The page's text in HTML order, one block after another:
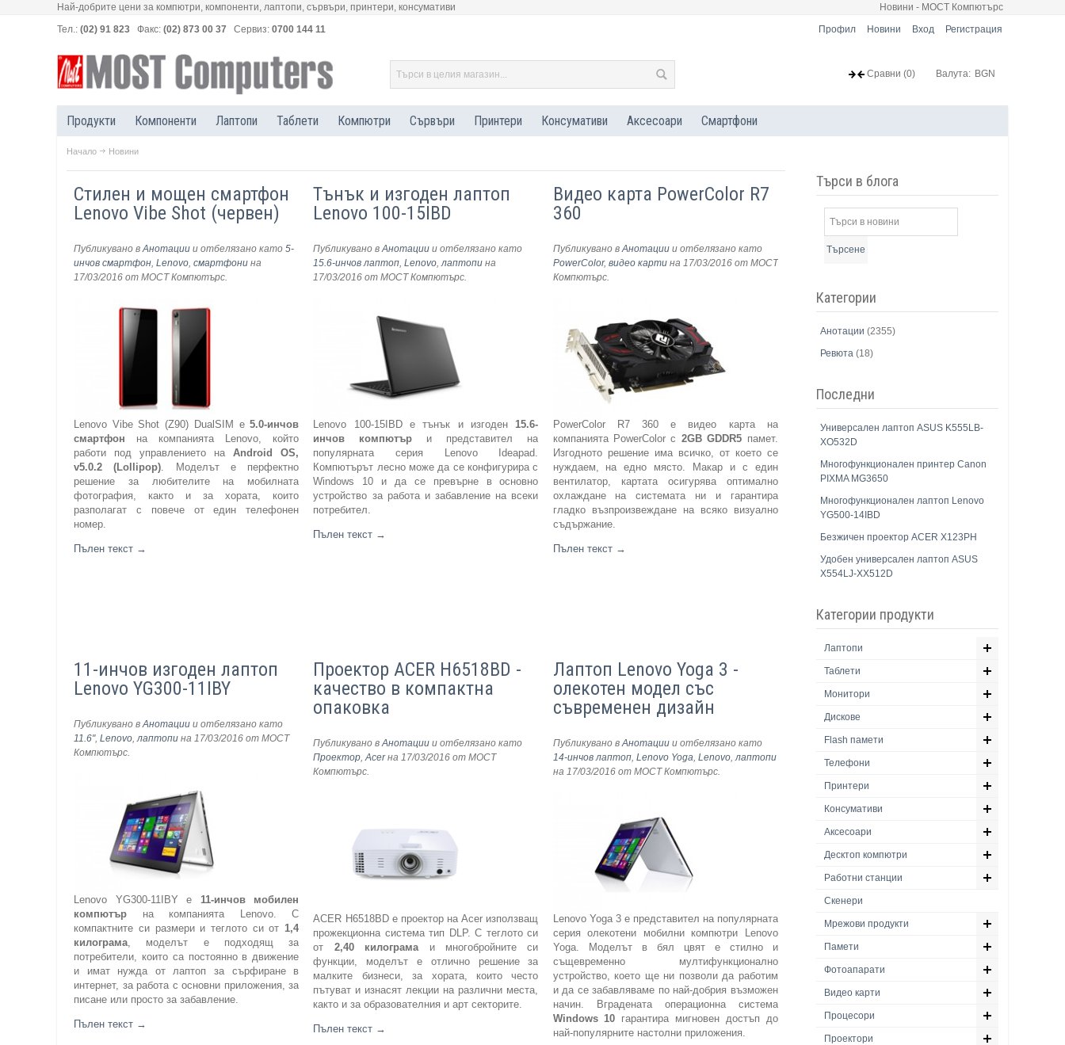
Най-добрите цени за компютри, компоненти, лаптопи, сървъри, принтери, консумативи
Новини - МОСТ Компютърс
Тел.: (02) 91 823 Факс: (02) 873 00 37 Сервиз: 0700 144 11 Профил Новини Вход Регистрация
Валута: BGN
Сравни (0)
Продукти Компоненти Лаптопи Таблети Компютри Сървъри Принтери Консумативи Аксесоари Смартфони
Начало Новини
Стилен и мощен смартфон
Lenovo Vibe Shot (червен)
Публикувано вАнотации и отбелязано като5-
инчов смартфон,Lenovo,смартфони на
17/03/2016 от МОСТ Компютърс.
Lenovo Vibe Shot (Z90) DualSIM е5.0-инчов
смартфон на компанията Lenovo, който
работи под управлението наAndroid OS,
v5.0.2 (Lollipop). Моделът е перфектно
решение за любителите на мобилната
фотография, както и за хората, които
разполагат с повече от един телефонен
номер.
Пълен текст →
Тънък и изгоден лаптоп
Lenovo 100-15IBD
Публикувано вАнотации и отбелязано като
15.6-инчов лаптоп,Lenovo,лаптопи на
17/03/2016 от МОСТ Компютърс.
Lenovo 100-15IBD е тънък и изгоден15.6-
инчов компютър и представител на
популярната серия Lenovo Ideapad.
Компютърът лесно може да се конфигурира с
Windows 10 и да се превърне в основно
устройство за работа и забавление на всеки
потребител.
Пълен текст →
Видео карта PowerColor R7
360
Публикувано вАнотациии отбелязано като
PowerColor, видео картина 17/03/2016от МОСТ
Компютърс.
PowerColor R7 360 е видео карта на
компанията PowerColor с 2GB GDDR5 памет.
Изгодното решение има всичко, от което се
нуждаем, на едно място. Макар и с един
вентилатор, картата осигурява оптимално
охлаждане на системата ни и гарантира
гладко възпроизвеждане на всяко визуално
съдържание.
Пълен текст →
11-инчов изгоден лаптоп
Lenovo YG300-11IBY
Публикувано вАнотации и отбелязано като
11.6",Lenovo,лаптопи на 17/03/2016 от МОСТ
Компютърс.
Lenovo YG300-11IBY е 11-инчов мобилен
компютър на компанията Lenovo. С
компактните си размери и теглото си от1,4
килограма, моделът е подходящ за
потребители, които са постоянно в движение
и имат нужда от лаптоп за сърфиране в
интернет, за работа с основни приложения, за
писане или просто за забавление.
Пълен текст →
Проектор ACER H6518BD -
качество в компактна
опаковка
Публикувано вАнотации и отбелязано като
Проектор,Acerна 17/03/2016 от МОСТ
Компютърс.
ACER H6518BD е проектор на Acer използващ
прожекционна система тип DLP. С теглото си
от 2,40 килограмаи многобройните си
функции, моделът е отлично решение за
малките бизнеси, за хората, които често
пътуват и изнасят лекции на различни места,
както и за образователния и арт секторите.
Пълен текст →
Лаптоп Lenovo Yoga 3 -
олекотен модел със
съвременен дизайн
Публикувано вАнотациии отбелязано като
14-инчов лаптоп, Lenovo Yoga, Lenovo,лаптопи
на 17/03/2016от МОСТ Компютърс.
Lenovo Yoga 3 е представител на популярната
серия олекотени мобилни компютри Lenovo
Yoga. Моделът в бял цвят е стилно и
същевременно мултифункционално
устройство, което ще ни позволи да работим
и да се забавляваме по най-добрия възможен
начин. Вградената операционна система
Windows 10 гарантира мигновен достъп до
най-популярните настолни приложения.
Търси в блога
Търсене
Категории
Анотации (2355)
Ревюта (18)
Последни
Универсален лаптоп ASUS K555LB-
XO532D
Многофункционален принтер Canon
PIXMA MG3650
Многофункционален лаптоп Lenovo
YG500-14IBD
Безжичен проектор ACER X123PH
Удобен универсален лаптоп ASUS
X554LJ-XX512D
Категории продукти
Лаптопи
Таблети
Монитори
Дискове
Flash памети
Телефони
Принтери
Консумативи
Аксесоари
Десктоп компютри
Работни станции
Скенери
Мрежови продукти
Памети
Фотоапарати
Видео карти
Процесори
Проектори